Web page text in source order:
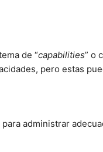
de “capabilities” o
pero estas
administrar